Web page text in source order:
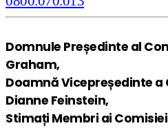
Domnule Președinte al
Graham,
Doamnă Vicepreședinte a
Dianne Feinstein,
Stimați Membri ai